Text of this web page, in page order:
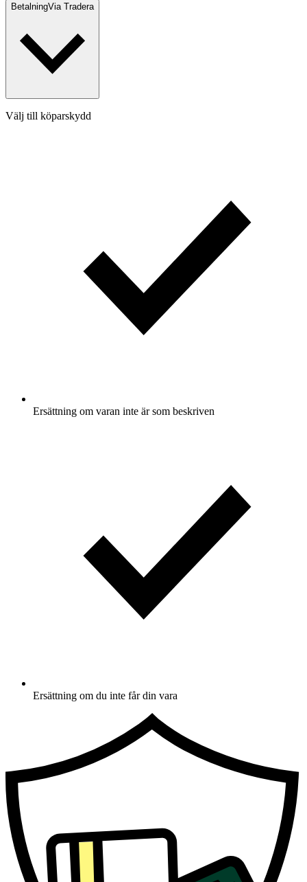
BetalningVia Tradera
Välj till köparskydd
Ersättning om varan inte är som beskriven
Ersättning om du inte får din vara